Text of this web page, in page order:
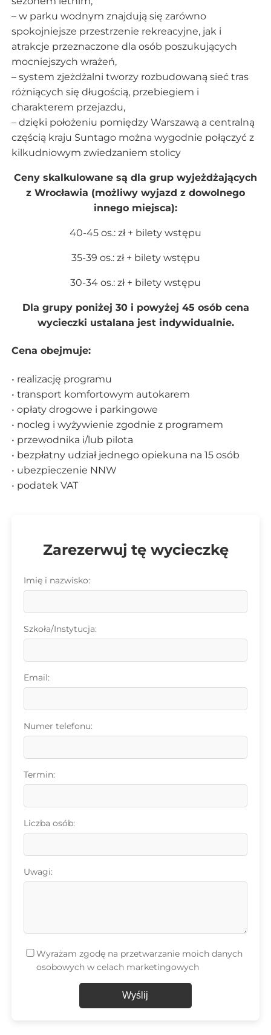
– w parku wodnym znajdują się zarówno
spokojniejsze przestrzenie rekreacyjne, jak i
atrakcje przeznaczone dla osób poszukujących
mocniejszych wrażeń,
– system zjeżdżalni tworzy rozbudowaną sieć tras
różniących się długością, przebiegiem i
charakterem przejazdu,
– dzięki położeniu pomiędzy Warszawą a centralną
częścią kraju Suntago można wygodnie połączyć z
kilkudniowym zwiedzaniem stolicy
Ceny skalkulowane są dla grup wyjeżdżających
z Wrocławia (możliwy wyjazd z dowolnego
innego miejsca):
40-45 os.: zł + bilety wstępu
35-39 os.: zł + bilety wstępu
30-34 os.: zł + bilety wstępu
Dla grupy poniżej 30 i powyżej 45 osób cena
wycieczki ustalana jest indywidualnie.
Cena obejmuje:
• realizację programu
• transport komfortowym autokarem
• opłaty drogowe i parkingowe
• nocleg i wyżywienie zgodnie z programem
• przewodnika i/lub pilota
• bezpłatny udział jednego opiekuna na 15 osób
• ubezpieczenie NNW
• podatek VAT
Zarezerwuj tę wycieczkę
Imię i nazwisko:
Szkoła/Instytucja:
Email:
Numer telefonu:
Termin:
Liczba osób:
Uwagi:
Wyrażam zgodę na przetwarzanie moich danych
osobowych w celach marketingowych
Wyślij